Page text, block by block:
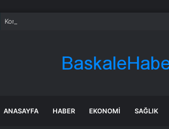
Konya Selçuklu’da Başkan Pekyatırmacı’dan esnaf
ANASAYFA HABER EKONOMI SAĞLIK